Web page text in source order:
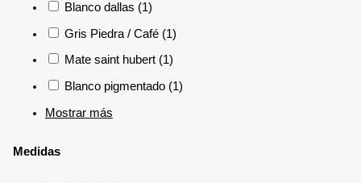
Blanco dallas (1)
Gris Piedra / Café (1)
Mate saint hubert (1)
Blanco pigmentado (1)
Mostrar más
Medidas